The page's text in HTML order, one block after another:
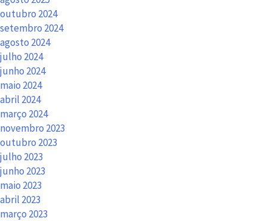
outubro 2024
setembro 2024
agosto 2024
julho 2024
junho 2024
maio 2024
abril 2024
março 2024
novembro 2023
outubro 2023
julho 2023
junho 2023
maio 2023
abril 2023
março 2023